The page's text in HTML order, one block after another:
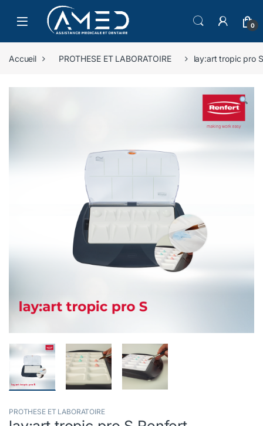
Skip to navigation
Skip to content
0
Accueil PROTHESE ET LABORATOIRE lay:art tropic pro
PROTHESE ET LABORATOIRE